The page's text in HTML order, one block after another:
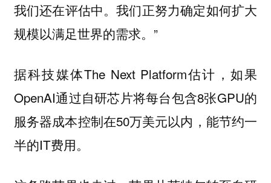
我们还在评估中。我们正努力确定如何扩大
规模以满足世界的需求。”
据科技媒体The Next Platform估计，如果
OpenAI通过自研芯片将每台包含8张GPU的
服务器成本控制在50万美元以内，能节约一
半的IT费用。